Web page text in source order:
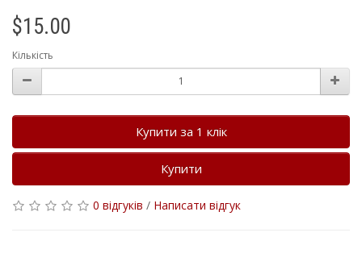
$15.00
Кількість
Купити за 1 клiк
Купити
0 відгуків / Написати відгук